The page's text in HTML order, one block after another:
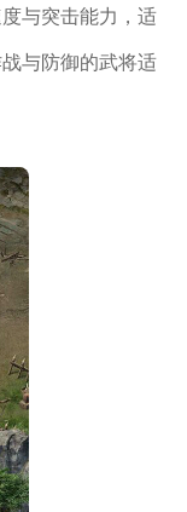
与突击能力，适
与防御的武将适